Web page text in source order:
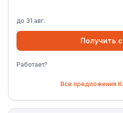
до 31 авг.
Получить
Работает?
Все предложения